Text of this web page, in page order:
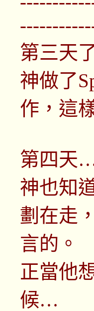
第三天
神做了
作，這
第四天
神也知
劃在走
言的。
正當他
候…